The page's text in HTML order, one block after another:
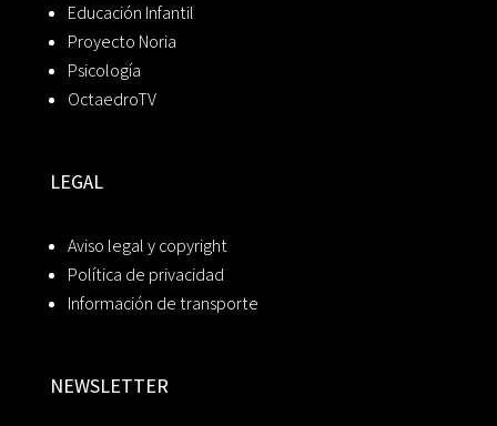
Educación Infantil
Proyecto Noria
Psicología
OctaedroTV
LEGAL
Aviso legal y copyright
Política de privacidad
Información de transporte
NEWSLETTER